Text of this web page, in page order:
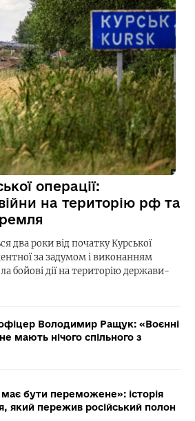
операції:
на територію рф та
два роки від початку Курської
за задумом і виконанням
бойові дії на територію держави-
Володимир Ращук: «Воєнні
мають нічого спільного з
бути переможене»: історія
який пережив російський полон